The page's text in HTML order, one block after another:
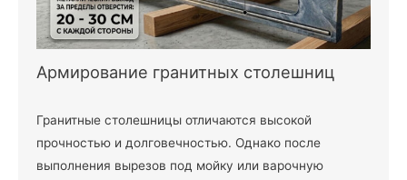
Армирование гранитных столешниц
Гранитные столешницы отличаются высокой
прочностью и долговечностью. Однако после
выполнения вырезов под мойку или варочную